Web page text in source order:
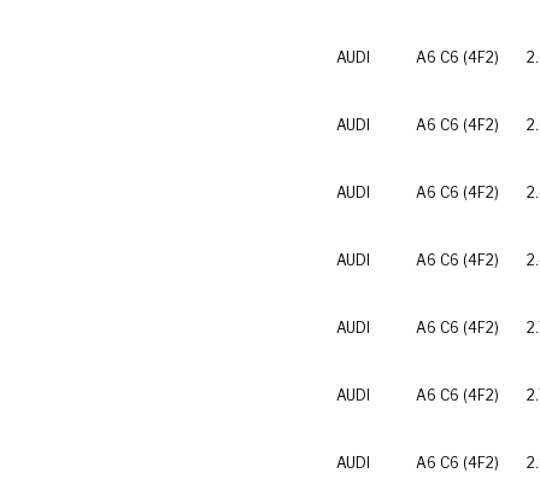
AUDI A6 C6 (4F2)
AUDI A6 C6 (4F2)
AUDI A6 C6 (4F2)
AUDI A6 C6 (4F2)
AUDI A6 C6 (4F2)
AUDI A6 C6 (4F2)
AUDI A6 C6 (4F2)